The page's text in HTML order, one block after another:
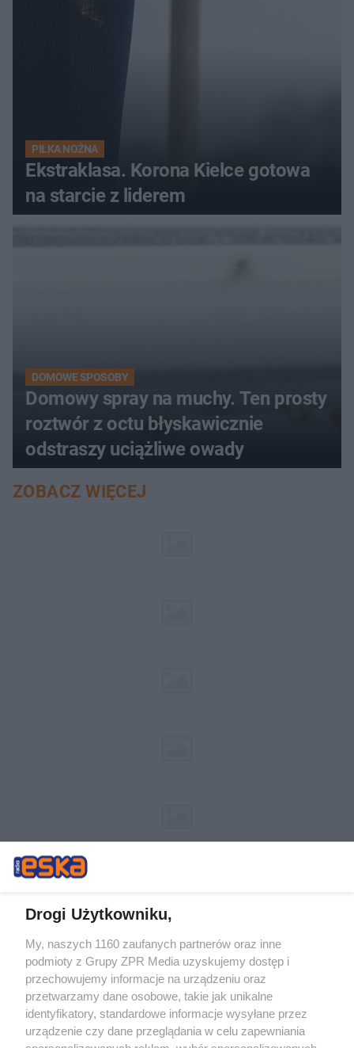
PIŁKA NOŻNA
Ekstraklasa. Korona Kielce gotowa
na starcie z liderem
DOMOWE SPOSOBY
Domowy spray na muchy. Ten prosty
roztwór z octu błyskawicznie
odstraszy uciążliwe owady
ZOBACZ WIĘCEJ
Żaden utwór zamieszczony w serwisie nie może być powielany i
rozpowszechniany lub dalej rozpowszechniany w jakikolwiek sposób (w
tym także elektroniczny lub mechaniczny) na jakimkolwiek polu
eksploatacji w jakiejkolwiek formie, włącznie z umieszczaniem w
Internecie bez pisemnej zgody właściciela praw. Jakiekolwiek użycie lub
wykorzystanie utworów w całości lub w części z naruszeniem prawa,
tzn. bez właściwej zgody, jest zabronione pod groźbą kary i może być
ścigane prawnie.
Drogi Użytkowniku,
My, naszych 1160 zaufanych partnerów oraz inne
podmioty z Grupy ZPR Media uzyskujemy dostęp i
przechowujemy informacje na urządzeniu oraz
przetwarzamy dane osobowe, takie jak unikalne
identyfikatory, standardowe informacje wysyłane przez
urządzenie czy dane przeglądania w celu zapewniania